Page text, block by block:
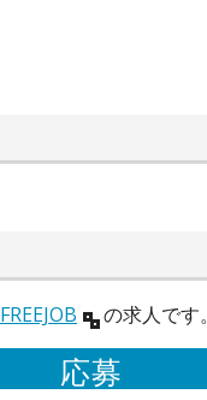
FREEJOB の求人です。
応募